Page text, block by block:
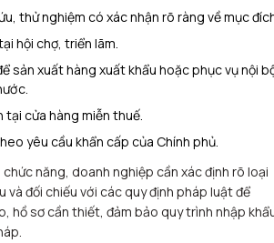
thử nghiệm có xác nhận rõ ràng về mục
hội chợ, triển lãm.
sản xuất hàng xuất khẩu hoặc phục vụ nội
tại cửa hàng miễn thuế.
yêu cầu khẩn cấp của Chính phủ.
năng, doanh nghiệp cần xác định rõ loại
và đối chiếu với các quy định pháp luật để
hồ sơ cần thiết, đảm bảo quy trình nhập